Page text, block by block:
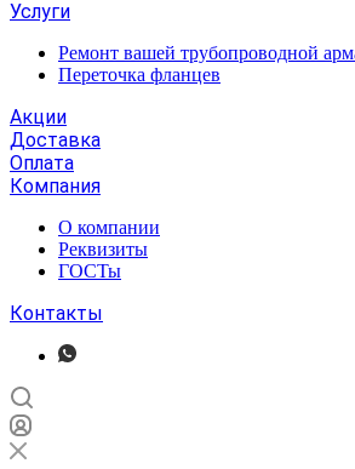
Услуги
Ремонт вашей трубопроводной
Переточка фланцев
Акции
Доставка
Оплата
Компания
О компании
Реквизиты
ГОСТы
Контакты